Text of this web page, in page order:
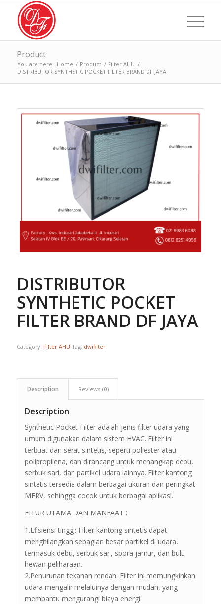
Product
You are here: Home / Product / Filter AHU /
DISTRIBUTOR SYNTHETIC POCKET FILTER BRAND DF JAYA
DISTRIBUTOR
SYNTHETIC POCKET
FILTER BRAND DF JAYA
Category: Filter AHU Tag: dwifilter
Description Reviews (0)
Description
Synthetic Pocket Filter adalah jenis filter udara yang
umum digunakan dalam sistem HVAC. Filter ini
terbuat dari serat sintetis, seperti poliester atau
polipropilena, dan dirancang untuk menangkap debu,
serbuk sari, dan partikel udara lainnya. Filter kantong
sintetis tersedia dalam berbagai ukuran dan peringkat
MERV, sehingga cocok untuk berbagai aplikasi.
FITUR UTAMA DAN MANFAAT :
1.Efisiensi tinggi: Filter kantong sintetis dapat
menghilangkan sebagian besar partikel di udara,
termasuk debu, serbuk sari, spora jamur, dan bulu
hewan peliharaan.
2.Penurunan tekanan rendah: Filter ini memungkinkan
udara mengalir melaluinya dengan mudah, yang
membantu mengurangi biaya energi.